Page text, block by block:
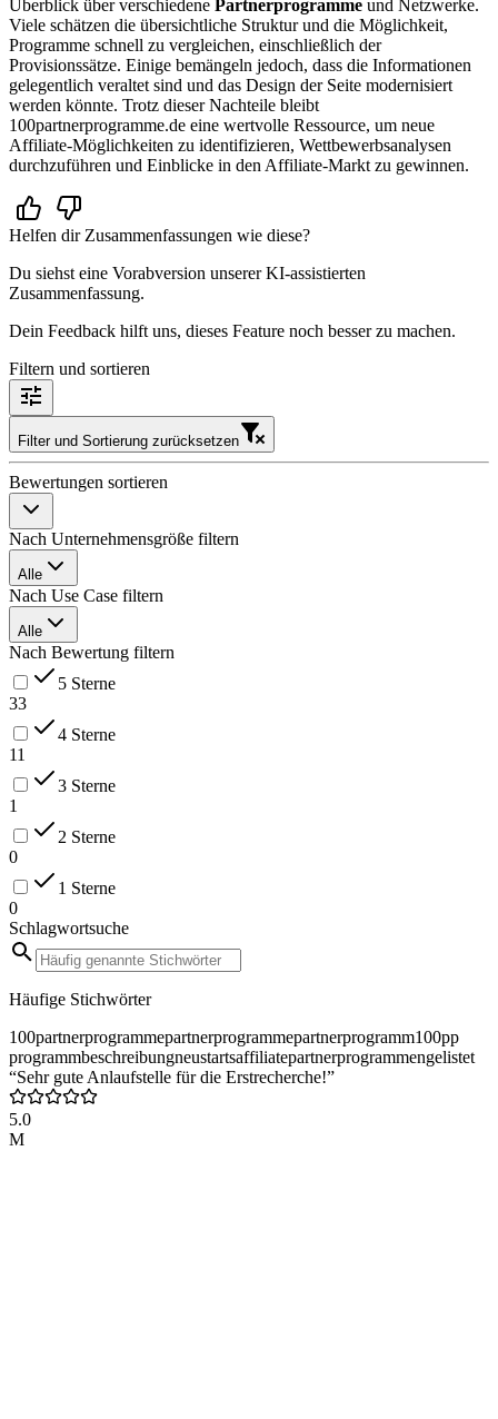
Überblick über verschiedene Partnerprogramme und Netzwerke.
Viele schätzen die übersichtliche Struktur und die Möglichkeit,
Programme schnell zu vergleichen, einschließlich der
Provisionssätze. Einige bemängeln jedoch, dass die Informationen
gelegentlich veraltet sind und das Design der Seite modernisiert
werden könnte. Trotz dieser Nachteile bleibt
100partnerprogramme.de eine wertvolle Ressource, um neue
Affiliate-Möglichkeiten zu identifizieren, Wettbewerbsanalysen
durchzuführen und Einblicke in den Affiliate-Markt zu gewinnen.
Helfen dir Zusammenfassungen wie diese?
Du siehst eine Vorabversion unserer KI-assistierten
Zusammenfassung.
Dein Feedback hilft uns, dieses Feature noch besser zu machen.
Filtern und sortieren
Filter und Sortierung zurücksetzen
Bewertungen sortieren
Nach Unternehmensgröße filtern
Alle
Nach Use Case filtern
Alle
Nach Bewertung filtern
5 Sterne
33
4 Sterne
11
3 Sterne
1
2 Sterne
0
1 Sterne
0
Schlagwortsuche
Häufige Stichwörter
100partnerprogrammepartnerprogrammepartnerprogramm100pp
programmbeschreibungneustartsaffiliatepartnerprogrammengelistet
“Sehr gute Anlaufstelle für die Erstrecherche!”
5.0
M